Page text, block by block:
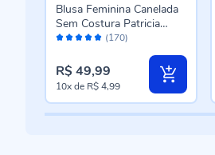
Avaliação: (170)
Blusa Feminina Canelada
Sem Costura Patricia
Foster Preto
R$ 49,99
10xde R$ 4,99